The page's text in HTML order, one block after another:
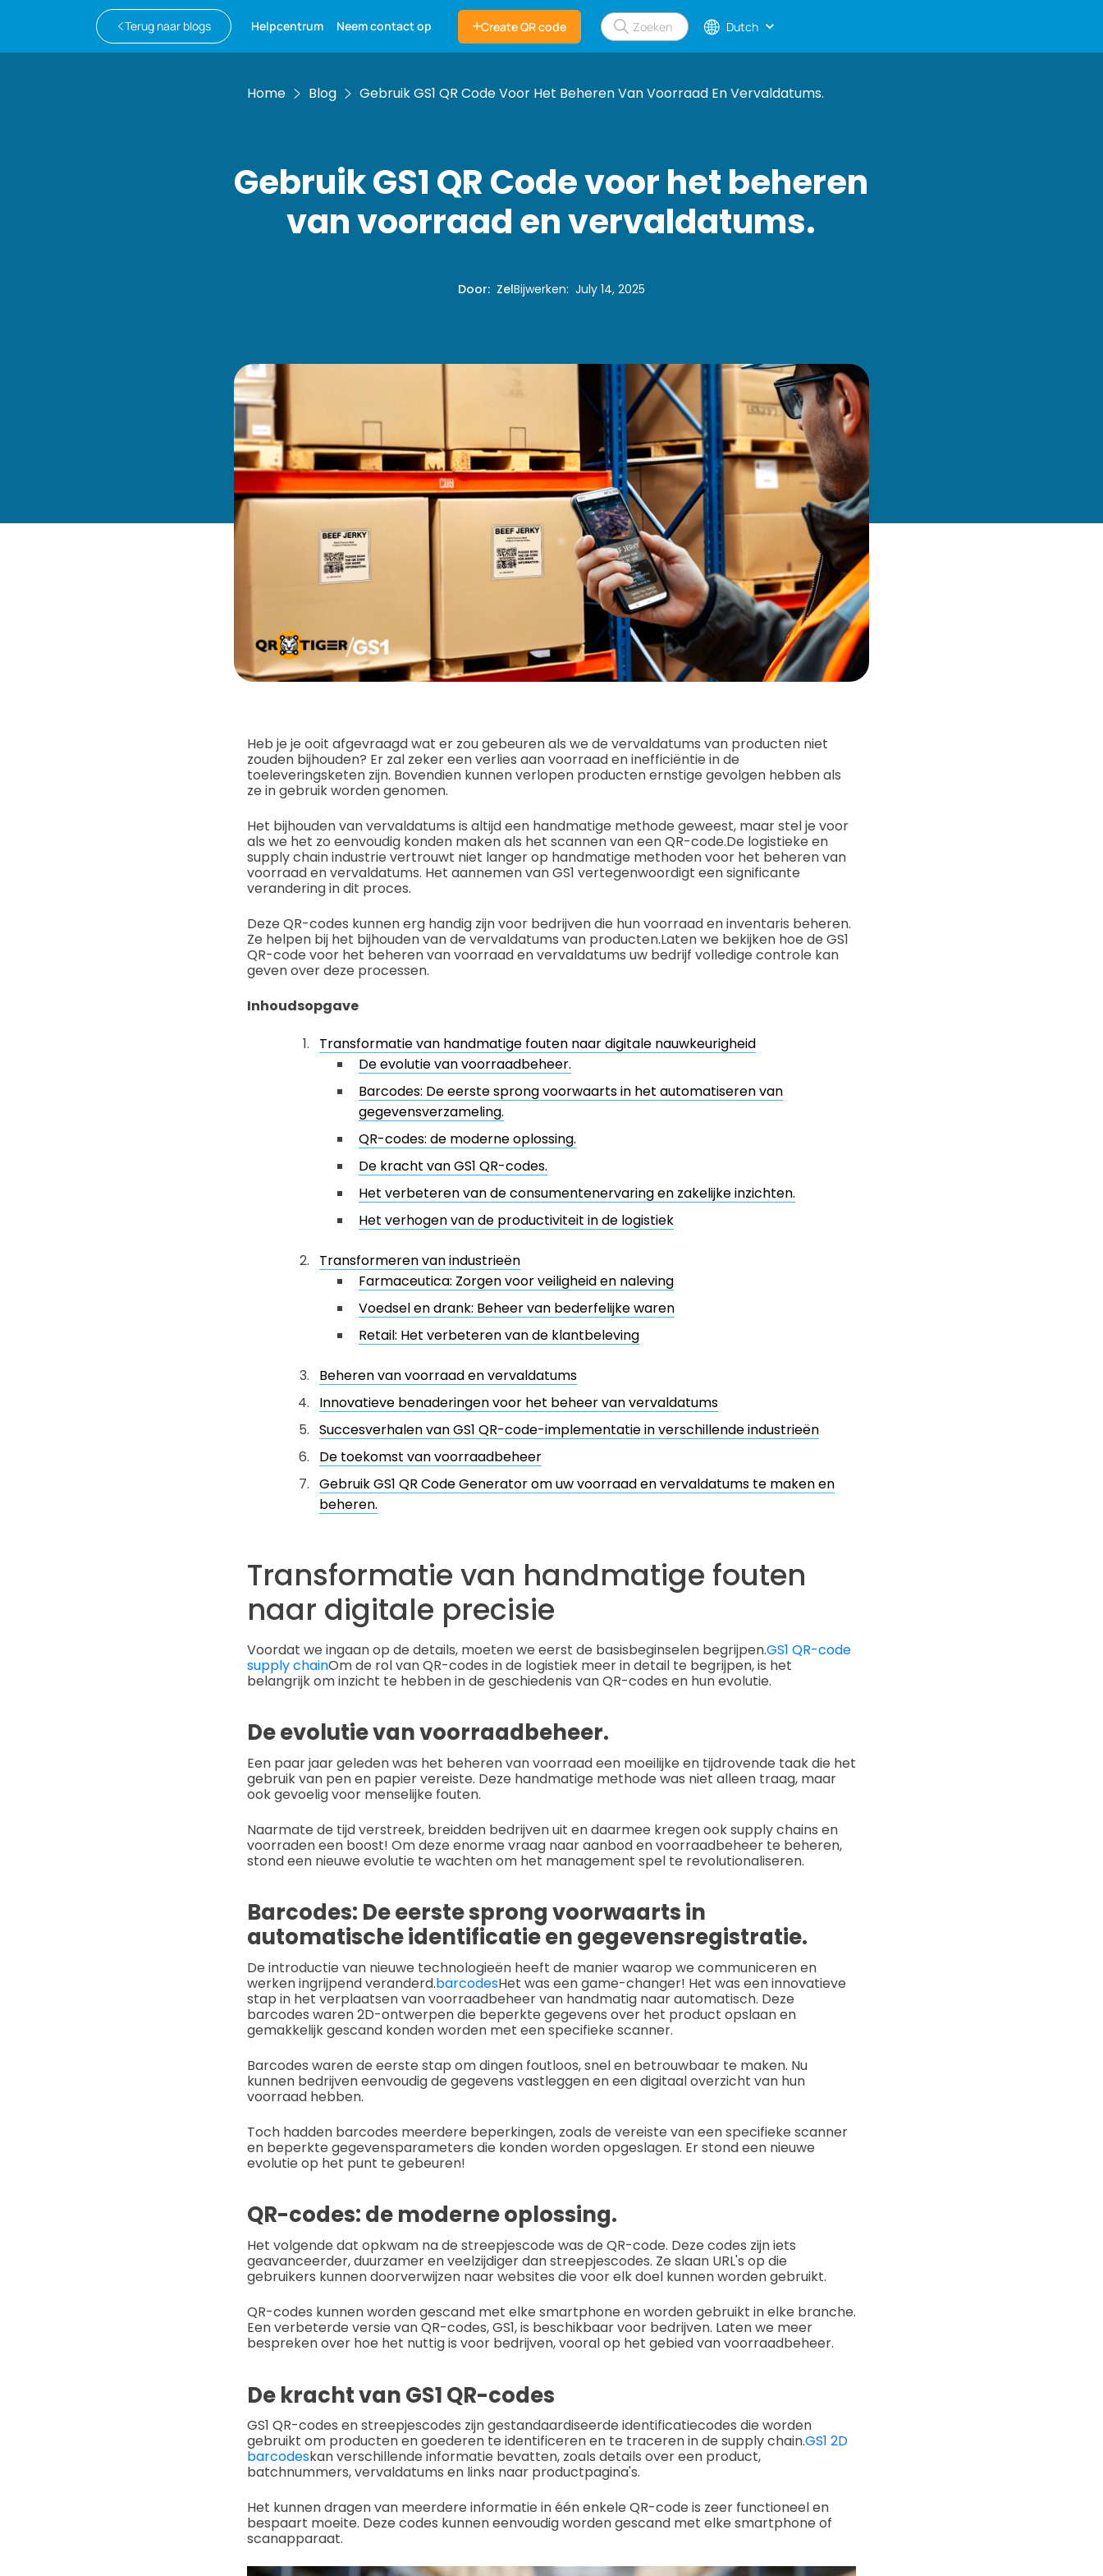
Terug naar blogs Helpcentrum Neem contact op Create QR code Dutch
Home Blog Gebruik GS1 QR Code Voor Het Beheren Van Voorraad En Vervaldatums.
Gebruik GS1 QR Code voor het beheren
van voorraad en vervaldatums.
Door: ZelBijwerken: July 14, 2025
Heb je je ooit afgevraagd wat er zou gebeuren als we de vervaldatums van producten niet
zouden bijhouden? Er zal zeker een verlies aan voorraad en inefficiëntie in de
toeleveringsketen zijn. Bovendien kunnen verlopen producten ernstige gevolgen hebben als
ze in gebruik worden genomen.
Het bijhouden van vervaldatums is altijd een handmatige methode geweest, maar stel je voor
als we het zo eenvoudig konden maken als het scannen van een QR-code.De logistieke en
supply chain industrie vertrouwt niet langer op handmatige methoden voor het beheren van
voorraad en vervaldatums. Het aannemen van GS1 vertegenwoordigt een significante
verandering in dit proces.
Deze QR-codes kunnen erg handig zijn voor bedrijven die hun voorraad en inventaris beheren.
Ze helpen bij het bijhouden van de vervaldatums van producten.Laten we bekijken hoe de GS1
QR-code voor het beheren van voorraad en vervaldatums uw bedrijf volledige controle kan
geven over deze processen.
Inhoudsopgave
Transformatie van handmatige fouten naar digitale nauwkeurigheid
De evolutie van voorraadbeheer.
Barcodes: De eerste sprong voorwaarts in het automatiseren van
gegevensverzameling.
QR-codes: de moderne oplossing.
De kracht van GS1 QR-codes.
Het verbeteren van de consumentenervaring en zakelijke inzichten.
Het verhogen van de productiviteit in de logistiek
Transformeren van industrieën
Farmaceutica: Zorgen voor veiligheid en naleving
Voedsel en drank: Beheer van bederfelijke waren
Retail: Het verbeteren van de klantbeleving
Beheren van voorraad en vervaldatums
Innovatieve benaderingen voor het beheer van vervaldatums
Succesverhalen van GS1 QR-code-implementatie in verschillende industrieën
De toekomst van voorraadbeheer
Gebruik GS1 QR Code Generator om uw voorraad en vervaldatums te maken en
beheren.
Transformatie van handmatige fouten
naar digitale precisie
Voordat we ingaan op de details, moeten we eerst de basisbeginselen begrijpen.GS1 QR-code
supply chainOm de rol van QR-codes in de logistiek meer in detail te begrijpen, is het
belangrijk om inzicht te hebben in de geschiedenis van QR-codes en hun evolutie.
De evolutie van voorraadbeheer.
Een paar jaar geleden was het beheren van voorraad een moeilijke en tijdrovende taak die het
gebruik van pen en papier vereiste. Deze handmatige methode was niet alleen traag, maar
ook gevoelig voor menselijke fouten.
Naarmate de tijd verstreek, breidden bedrijven uit en daarmee kregen ook supply chains en
voorraden een boost! Om deze enorme vraag naar aanbod en voorraadbeheer te beheren,
stond een nieuwe evolutie te wachten om het management spel te revolutionaliseren.
Barcodes: De eerste sprong voorwaarts in
automatische identificatie en gegevensregistratie.
De introductie van nieuwe technologieën heeft de manier waarop we communiceren en
werken ingrijpend veranderd.barcodesHet was een game-changer! Het was een innovatieve
stap in het verplaatsen van voorraadbeheer van handmatig naar automatisch. Deze
barcodes waren 2D-ontwerpen die beperkte gegevens over het product opslaan en
gemakkelijk gescand konden worden met een specifieke scanner.
Barcodes waren de eerste stap om dingen foutloos, snel en betrouwbaar te maken. Nu
kunnen bedrijven eenvoudig de gegevens vastleggen en een digitaal overzicht van hun
voorraad hebben.
Toch hadden barcodes meerdere beperkingen, zoals de vereiste van een specifieke scanner
en beperkte gegevensparameters die konden worden opgeslagen. Er stond een nieuwe
evolutie op het punt te gebeuren!
QR-codes: de moderne oplossing.
Het volgende dat opkwam na de streepjescode was de QR-code. Deze codes zijn iets
geavanceerder, duurzamer en veelzijdiger dan streepjescodes. Ze slaan URL's op die
gebruikers kunnen doorverwijzen naar websites die voor elk doel kunnen worden gebruikt.
QR-codes kunnen worden gescand met elke smartphone en worden gebruikt in elke branche.
Een verbeterde versie van QR-codes, GS1, is beschikbaar voor bedrijven. Laten we meer
bespreken over hoe het nuttig is voor bedrijven, vooral op het gebied van voorraadbeheer.
De kracht van GS1 QR-codes
GS1 QR-codes en streepjescodes zijn gestandaardiseerde identificatiecodes die worden
gebruikt om producten en goederen te identificeren en te traceren in de supply chain.GS1 2D
barcodeskan verschillende informatie bevatten, zoals details over een product,
batchnummers, vervaldatums en links naar productpagina's.
Het kunnen dragen van meerdere informatie in één enkele QR-code is zeer functioneel en
bespaart moeite. Deze codes kunnen eenvoudig worden gescand met elke smartphone of
scanapparaat.